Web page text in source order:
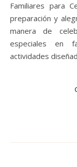
Familiares para
preparación y
manera de
especiales en
actividades